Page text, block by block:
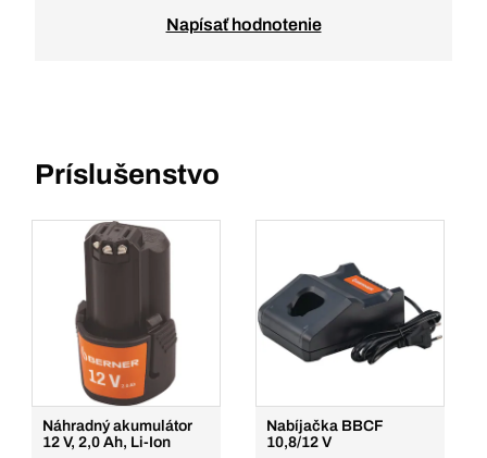
Napísať hodnotenie
Príslušenstvo
Náhradný akumulátor
12 V, 2,0 Ah, Li-Ion
Nabíjačka BBCF
10,8/12 V